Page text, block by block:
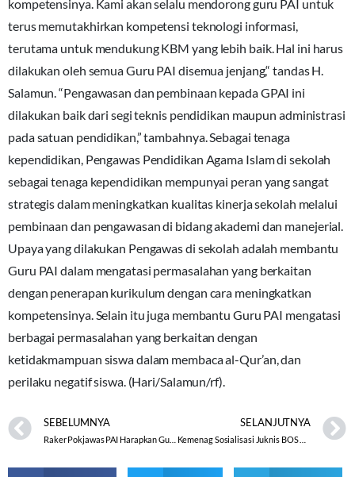
kompetensinya. Kami akan selalu mendorong guru PAI untuk
terus memutakhirkan kompetensi teknologi informasi,
terutama untuk mendukung KBM yang lebih baik. Hal ini harus
dilakukan oleh semua Guru PAI disemua jenjang,“ tandas H.
Salamun. “Pengawasan dan pembinaan kepada GPAI ini
dilakukan baik dari segi teknis pendidikan maupun administrasi
pada satuan pendidikan,” tambahnya. Sebagai tenaga
kependidikan, Pengawas Pendidikan Agama Islam di sekolah
sebagai tenaga kependidikan mempunyai peran yang sangat
strategis dalam meningkatkan kualitas kinerja sekolah melalui
pembinaan dan pengawasan di bidang akademi dan manejerial.
Upaya yang dilakukan Pengawas di sekolah adalah membantu
Guru PAI dalam mengatasi permasalahan yang berkaitan
dengan penerapan kurikulum dengan cara meningkatkan
kompetensinya. Selain itu juga membantu Guru PAI mengatasi
berbagai permasalahan yang berkaitan dengan
ketidakmampuan siswa dalam membaca al-Qur’an, dan
perilaku negatif siswa. (Hari/Salamun/rf).
SEBELUMNYA
Raker Pokjawas PAI Harapkan Guru Update Info dan Aplikasi Siaga
SELANJUTNYA